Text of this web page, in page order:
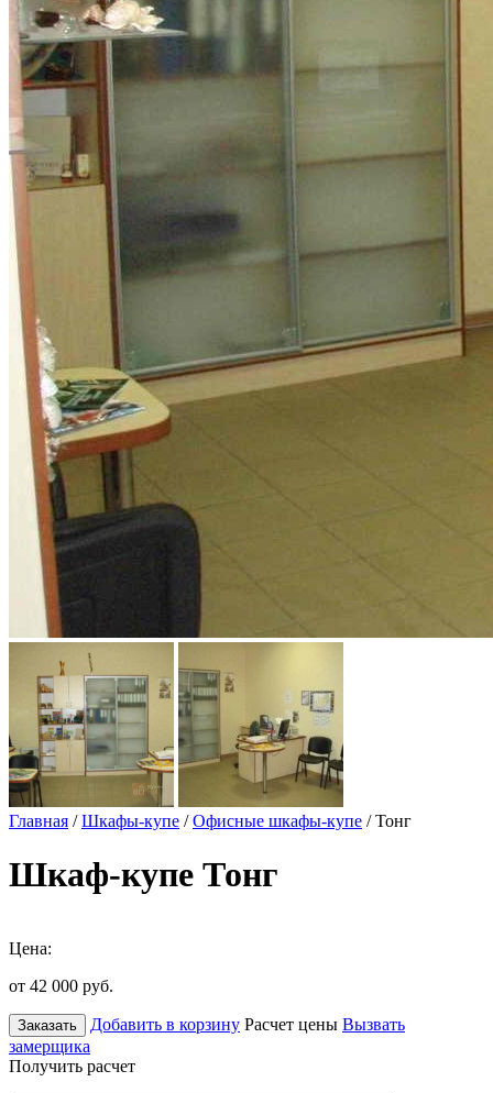
Главная /Шкафы-купе /Офисные шкафы-купе / Тонг
Шкаф-купе Тонг
Цена:
от 42 000 руб.
Заказать Добавить в корзину Расчет цены Вызвать
замерщика
Получить расчет